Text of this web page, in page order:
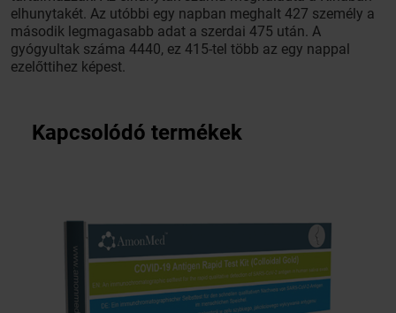
elhunytakét. Az utóbbi egy napban meghalt 427 személy a
második legmagasabb adat a szerdai 475 után. A
gyógyultak száma 4440, ez 415-tel több az egy nappal
ezelőttihez képest.
Kapcsolódó termékek